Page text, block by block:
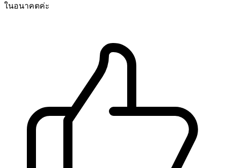
ในอนาคตค่ะ